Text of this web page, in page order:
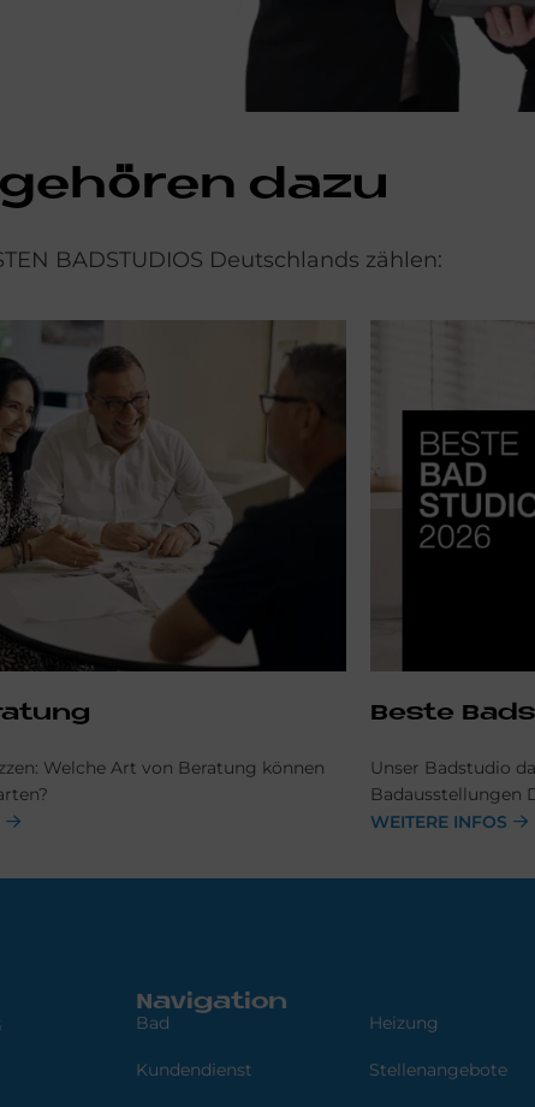
ge­hö­ren dazu
BADSTUDIOS Deutschlands zählen:
Welche Art von Beratung können
Be­ste
Unser Badstudio
Badausstellungen
WEITERE INFOS
Navigation
Bad Heizung
Kundendienst Stellenangebote